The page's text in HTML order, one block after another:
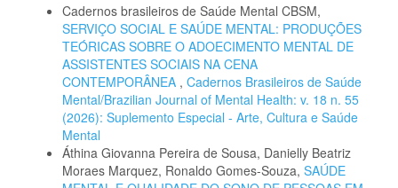
Cadernos brasileiros de Saúde Mental CBSM,
SERVIÇO SOCIAL E SAÚDE MENTAL: PRODUÇÕES
TEÓRICAS SOBRE O ADOECIMENTO MENTAL DE
ASSISTENTES SOCIAIS NA CENA
CONTEMPORÂNEA , Cadernos Brasileiros de Saúde
Mental/Brazilian Journal of Mental Health: v. 18 n. 55
(2026): Suplemento Especial - Arte, Cultura e Saúde
Mental
Áthina Giovanna Pereira de Sousa, Danielly Beatriz
Moraes Marquez, Ronaldo Gomes-Souza, SAÚDE